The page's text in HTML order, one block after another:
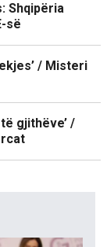
Shqipëria
së
/ Misteri
gjithëve’ /